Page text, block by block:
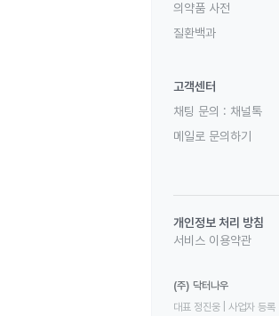
의약품 사전
질환백과
고객센터
채팅 문의 : 채널톡
메일로 문의하기
개인정보 처리 방침
서비스 이용약관
(주) 닥터나우
대표 정진웅 | 사업자